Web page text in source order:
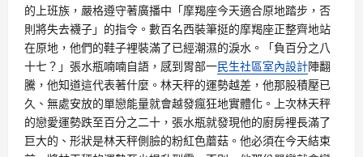
的上班族，嚴格遵守著廣播中「摩羯座今天適合原地踏步，否
則將失去襪子」的指令。數百名西裝筆挺的摩羯座正整齊地站
在原地，他們的鞋子裡裝滿了已經潮濕的淚水。「負百分之八
十七？」張水瓶喃喃自語，感到胃部一民生社區室內設計陣翻
騰，他知道這代表著什麼。林天秤的運勢越差，他那股積壓已
久、無處安放的單戀能量就會越發瘋狂地實體化。上次林天秤
的戀愛運勢跌至百分之二十，張水瓶就發現他的廚房裡長滿了
巨大的、形狀是林天秤側臉的粉紅色蘑菇。他必須在今天結束